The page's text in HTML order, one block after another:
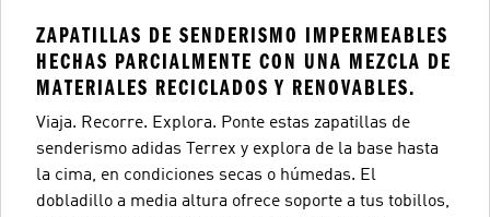
ZAPATILLAS DE SENDERISMO IMPERMEABLES
HECHAS PARCIALMENTE CON UNA MEZCLA DE
MATERIALES RECICLADOS Y RENOVABLES.
Viaja. Recorre. Explora. Ponte estas zapatillas de
senderismo adidas Terrex y explora de la base hasta
la cima, en condiciones secas o húmedas. El
dobladillo a media altura ofrece soporte a tus tobillos,